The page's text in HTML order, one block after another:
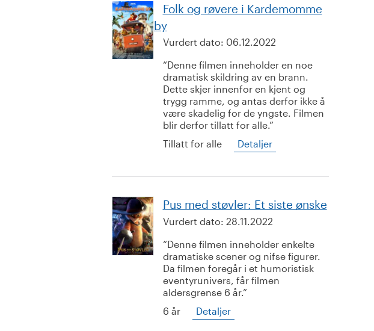
Folk og røvere i Kardemomme
by
Vurdert dato: 06.12.2022
Denne filmen inneholder en noe
dramatisk skildring av en brann.
Dette skjer innenfor en kjent og
trygg ramme, og antas derfor ikke å
være skadelig for de yngste. Filmen
blir derfor tillatt for alle.
Tillatt for alle
Detaljer
Pus med støvler: Et siste ønske
Vurdert dato: 28.11.2022
Denne filmen inneholder enkelte
dramatiske scener og nifse figurer.
Da filmen foregår i et humoristisk
eventyrunivers, får filmen
aldersgrense 6 år.
6 år
Detaljer